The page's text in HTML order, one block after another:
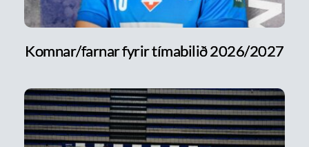
Komnar/farnar fyrir tímabilið 2026/2027